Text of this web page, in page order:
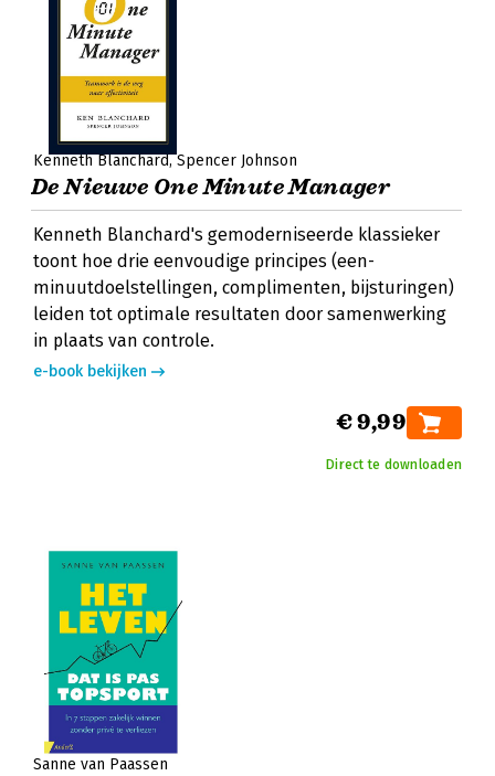
Kenneth Blanchard Spencer Johnson
De Nieuwe One Minute Manager
Kenneth Blanchard's gemoderniseerde klassieker
toont hoe drie eenvoudige principes (een-
minuutdoelstellingen, complimenten, bijsturingen)
leiden tot optimale resultaten door samenwerking
in plaats van controle.
e-book bekijken
€ 9,99
Direct te downloaden
Sanne van Paassen